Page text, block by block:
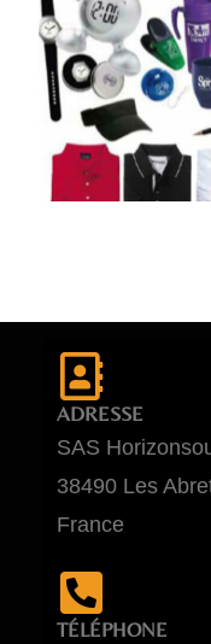
ADRESSE
SAS
38490 Les
France
TÉLÉPHONE